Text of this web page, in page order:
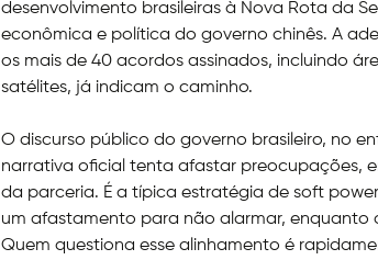
desenvolvimento brasileiras à Nova Rota da
econômica e política do governo chinês. A
os mais de 40 acordos assinados, incluindo
satélites, já indicam o caminho.
O discurso público do governo brasileiro, no
narrativa oficial tenta afastar preocupações,
da parceria. É a típica estratégia de soft
um afastamento para não alarmar, enquanto
Quem questiona esse alinhamento é